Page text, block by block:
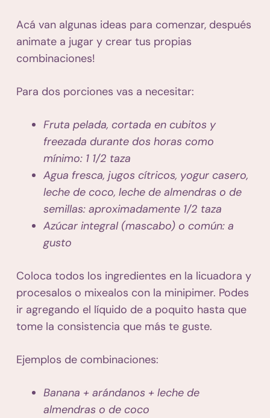
Acá van algunas ideas para comenzar, después
animate a jugar y crear tus propias
combinaciones!
Para dos porciones vas a necesitar:
Fruta pelada, cortada en cubitos y
freezada durante dos horas como
mínimo: 1 1/2 taza
Agua fresca, jugos cítricos, yogur casero,
leche de coco, leche de almendras o de
semillas: aproximadamente 1/2 taza
Azúcar integral (mascabo) o común: a
gusto
Coloca todos los ingredientes en la licuadora y
procesalos o mixealos con la minipimer. Podes
ir agregando el líquido de a poquito hasta que
tome la consistencia que más te guste.
Ejemplos de combinaciones:
Banana + arándanos + leche de
almendras o de coco